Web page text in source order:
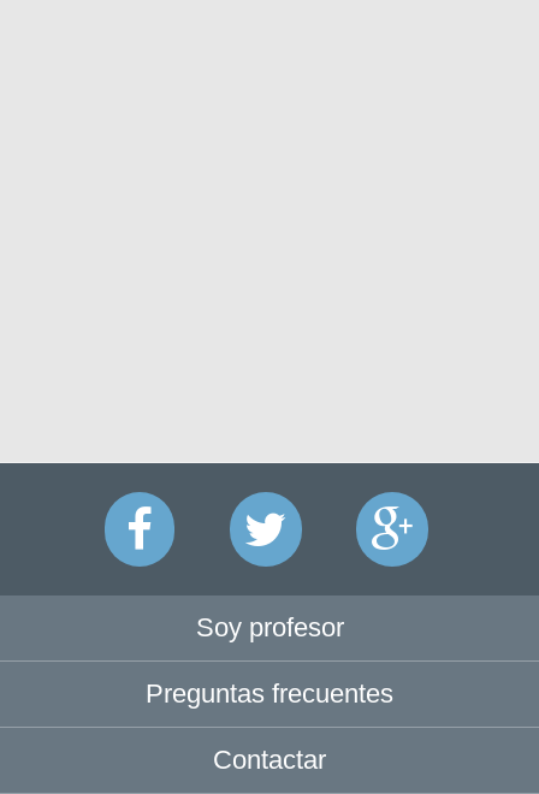
Soy profesor
Preguntas frecuentes
Contactar